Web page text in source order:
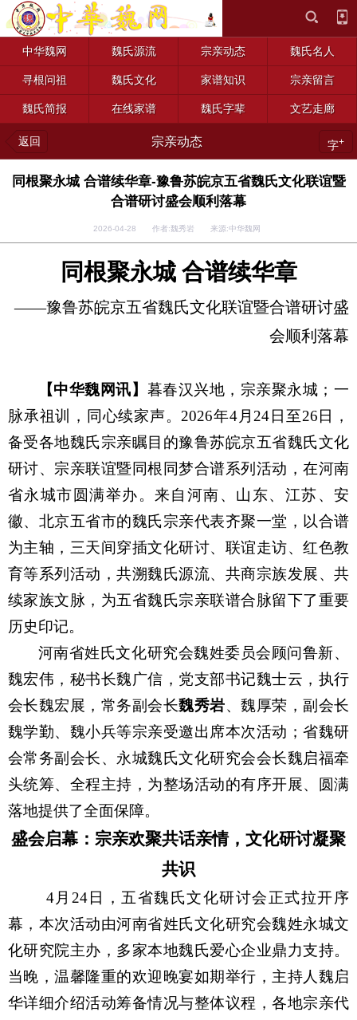
中华魏网 魏氏源流 宗亲动态 魏氏名人
寻根问祖 魏氏文化 家谱知识 宗亲留言
魏氏简报 在线家谱 魏氏字辈 文艺走廊
返回 宗亲动态 字+
同根聚永城 合谱续华章-豫鲁苏皖京五省魏氏文化联谊暨
合谱研讨盛会顺利落幕
2026-04-28 作者:魏秀岩 来源:中华魏网
同根聚永城 合谱续华章
——豫鲁苏皖京五省魏氏文化联谊暨合谱研讨盛
会顺利落幕
【中华魏网讯】 暮春汉兴地，宗亲聚永城；一
脉承祖训，同心续家声。 2026年4月 24 日至26 日，
备受各地魏氏宗亲瞩目的豫鲁苏皖京五省魏氏文化
研讨、宗亲联谊暨同根同梦合谱系列活动，在河南
省永城市圆满举办。来自河南、山东、江苏、安
徽、北京五省市的魏氏宗亲代表齐聚一堂，以合谱
为主轴，三天间穿插文化研讨、联谊走访、红色教
育等系列活动，共溯魏氏源流、共商宗族发展、共
续家族文脉，为五省魏氏宗亲联谱合脉留下了重要
历史印记。
河南省姓氏文化研究会魏姓委员会顾问鲁新、
魏宏伟，秘书长魏广信，党支部书记魏士云，执行
会长魏宏展，常务副会长魏秀岩、魏厚荣，副会长
魏学勤、魏小兵等宗亲受邀出席本次活动；省魏研
会常务副会长、永城魏氏文化研究会会长魏启福牵
头统筹、全程主持，为整场活动的有序开展、圆满
落地提供了全面保障。
盛会启幕：宗亲欢聚共话亲情，文化研讨凝聚
共识
4月 24日，五省魏氏文化研讨会正式拉开序
幕，本次活动由河南省姓氏文化研究会魏姓永城文
化研究院主办，多家本地魏氏爱心企业鼎力支持。
当晚，温馨隆重的欢迎晚宴如期举行，主持人魏启
华详细介绍活动筹备情况与整体议程，各地宗亲代